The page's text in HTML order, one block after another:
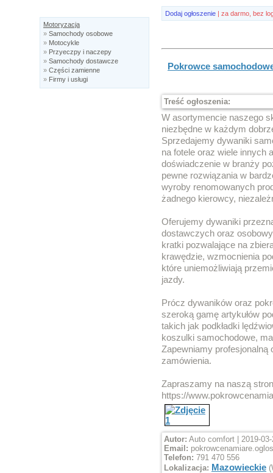
Motoryzacja
» Samochody osobowe
» Motocykle
» Przyeczpy i naczepy
» Samochody dostawcze
» Części zamienne
» Firmy i usługi
Dodaj ogłoszenie | za darmo, bez
Pokrowce
Treść ogłoszenia:
W asortymencie naszego
niezbędne w każdym
Sprzedajemy dywaniki
na fotele oraz wiele innych
doświadczenie w branży
pewne rozwiązania w
wyroby renomowanych
żadnego kierowcy,
Oferujemy dywaniki
dostawczych oraz
kratki pozwalające na
krawędzie, wzmocnienia
które uniemożliwiają
jazdy.
Prócz dywaników oraz
szeroką gamę artykułów
takich jak podkładki
koszulki samochodowe,
Zapewniamy profesjonalną
zamówienia.
Zapraszamy na naszą
https://
Autor: Auto comfort | 2019-
Email:
Telefon: 791 470 556
Lokalizacja: Mazowieckie